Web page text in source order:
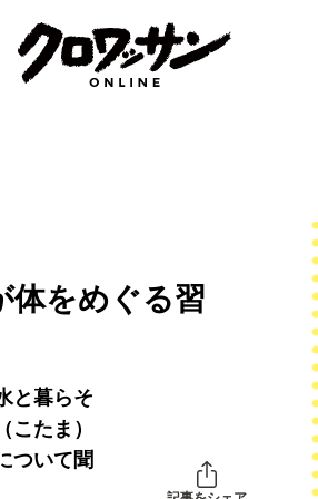
体をめぐる習
と暮らそ
たま）
ついて聞